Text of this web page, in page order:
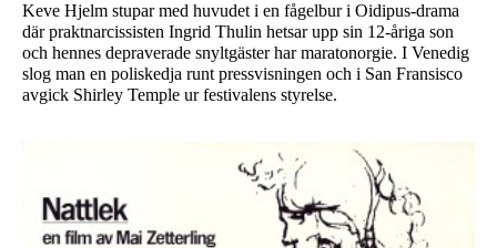
Keve Hjelm stupar med huvudet i en fågelbur i Oidipus-drama
där praktnarcissisten Ingrid Thulin hetsar upp sin 12-åriga son
och hennes depraverade snyltgäster har maratonorgie. I Venedig
slog man en poliskedja runt pressvisningen och i San Fransisco
avgick Shirley Temple ur festivalens styrelse.